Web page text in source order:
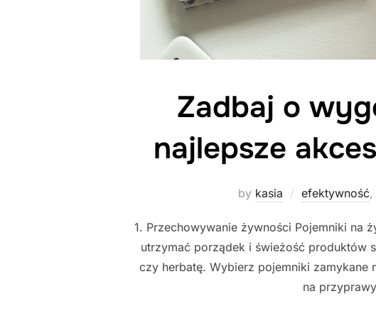
Zadbaj o
najlepsze
by kasia efektywność,
1. Przechowywanie żywności Pojemniki na
utrzymać porządek i świeżość produktów
czy herbatę. Wybierz pojemniki zamykane
na